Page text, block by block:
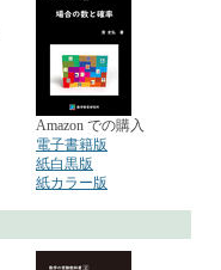
Amazon での購入
電子書籍版
紙白黒版
紙カラー版